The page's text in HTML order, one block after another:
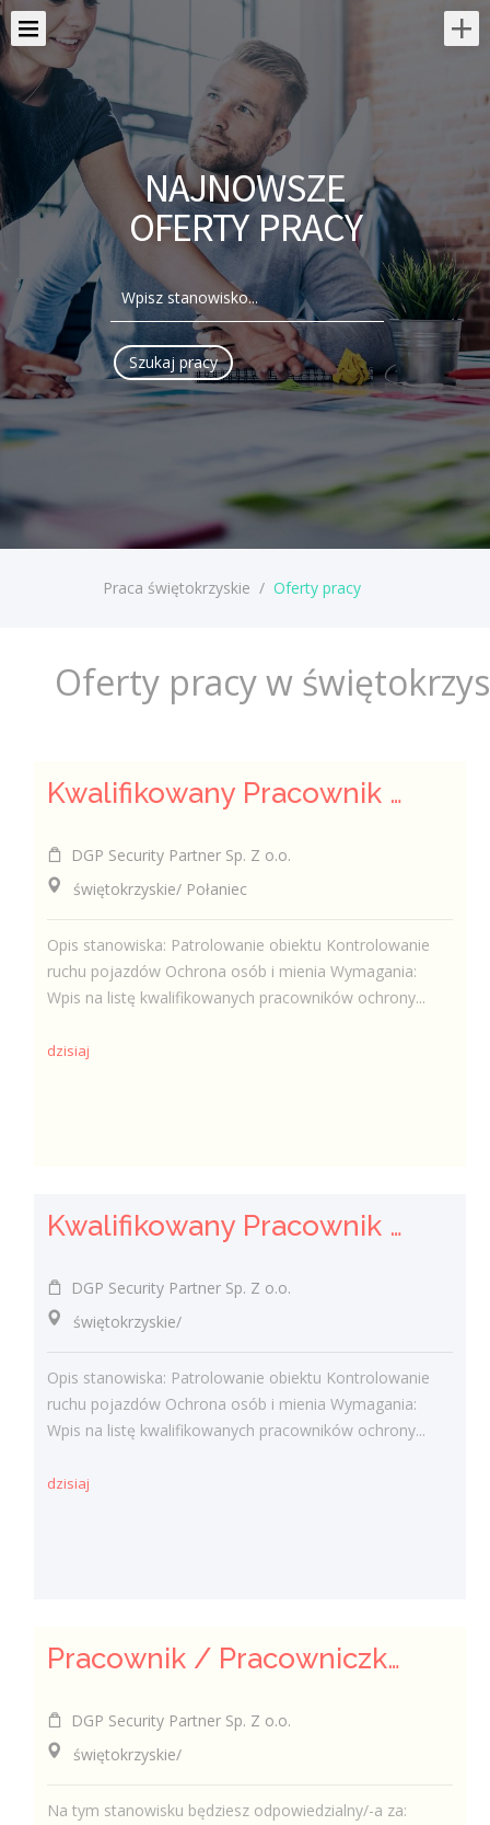
NAJNOWSZE
OFERTY PRACY
Praca świętokrzyskie / Oferty pracy
Oferty pracy w
Kwalifikowany Pracownik Ochrony z Pozwoleniem na Broń (K/M)
DGP Security Partner Sp. Z o.o.
świętokrzyskie/ Połaniec
Opis stanowiska: Patrolowanie obiektu Kontrolowanie
ruchu pojazdów Ochrona osób i mienia Wymagania:
Wpis na listę kwalifikowanych pracowników ochrony...
dzisiaj
Kwalifikowany Pracownik Ochrony z Pozwoleniem na Broń (K/M)
DGP Security Partner Sp. Z o.o.
świętokrzyskie/
Opis stanowiska: Patrolowanie obiektu Kontrolowanie
ruchu pojazdów Ochrona osób i mienia Wymagania:
Wpis na listę kwalifikowanych pracowników ochrony...
dzisiaj
Pracownik / Pracowniczka Ochrony z Pozwoleniem na Broń
DGP Security Partner Sp. Z o.o.
świętokrzyskie/
Na tym stanowisku będziesz odpowiedzialny/-a za: